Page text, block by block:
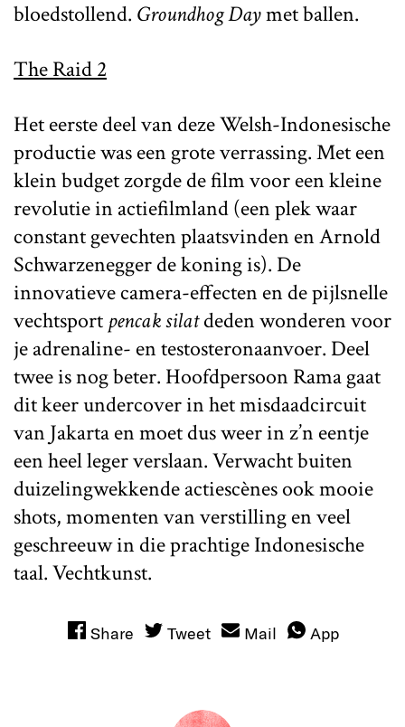
bloedstollend. Groundhog Daymet ballen.
The Raid 2
Het eerste deel van deze Welsh-Indonesische
productie was een grote verrassing. Met een
klein budget zorgde de film voor een kleine
revolutie in actiefilmland (een plek waar
constant gevechten plaatsvinden en Arnold
Schwarzenegger de koning is). De
innovatieve camera-effecten en de pijlsnelle
vechtsport pencak silatdeden wonderen voor
je adrenaline- en testosteronaanvoer. Deel
twee is nog beter. Hoofdpersoon Rama gaat
dit keer undercover in het misdaadcircuit
van Jakarta en moet dus weer in z’n eentje
een heel leger verslaan. Verwacht buiten
duizelingwekkende actiescènes ook mooie
shots, momenten van verstilling en veel
geschreeuw in die prachtige Indonesische
taal. Vechtkunst.
Share Tweet Mail App